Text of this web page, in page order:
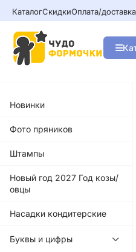
КаталогСкидкиОплата/
Новинки
Фото пряников
Штампы
Новый год 2027 Год козы/
овцы
Насадки кондитерские
Буквы и цифры